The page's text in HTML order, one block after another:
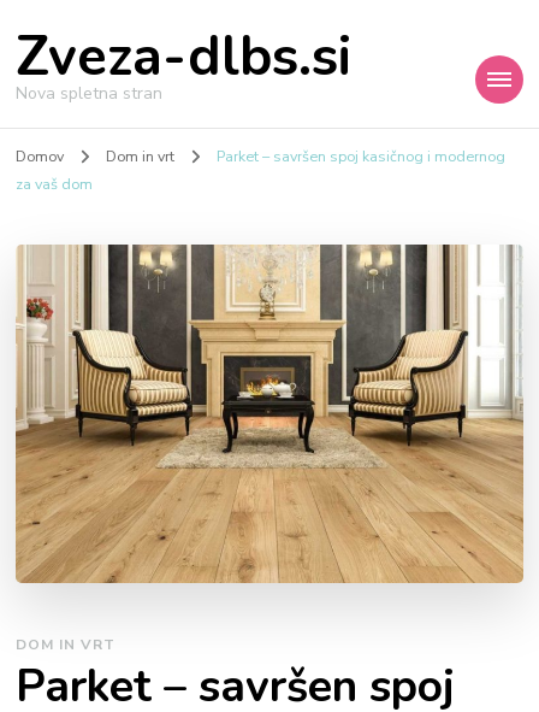
Zveza-dlbs.si
Nova spletna stran
Domov Dom in vrt
Parket – savršen spoj kasičnog i modernog
za vaš dom
DOM IN VRT
Parket – savršen spoj